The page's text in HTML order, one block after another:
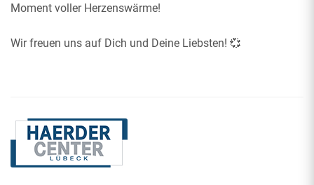
Moment voller Herzenswärme!
Wir freuen uns auf Dich und Deine Liebsten! 💞